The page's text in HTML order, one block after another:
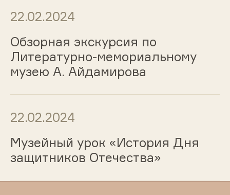
22.02.2024
Обзорная экскурсия по
Литературно-мемориальному
музею А. Айдамирова
22.02.2024
Музейный урок «История Дня
защитников Отечества»